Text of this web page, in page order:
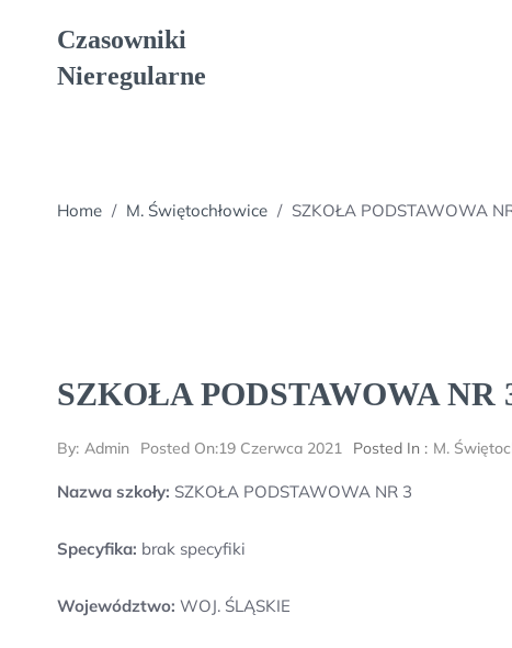
Czasowniki
Nieregularne
Home / M. Świętochłowice / SZKOŁA PODSTAWOWA
SZKOŁA PODSTAWOWA NR
By: Admin Posted On:19 Czerwca 2021 Posted In : M.
Nazwa szkoły: SZKOŁA PODSTAWOWA NR 3
Specyfika: brak specyfiki
Województwo: WOJ. ŚLĄSKIE